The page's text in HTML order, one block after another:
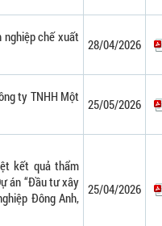
nghiệp chế xuất 28/04/2026
ty TNHH Một 25/05/2026
kết quả thẩm
án “Đầu tư xây
Đông Anh,
25/04/2026